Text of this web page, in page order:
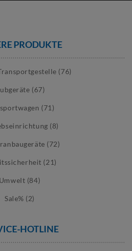
PRODUKTE
(76)
(67)
(71)
(8)
(72)
(21)
Umwelt (84)
Sale% (2)
HOTLINE